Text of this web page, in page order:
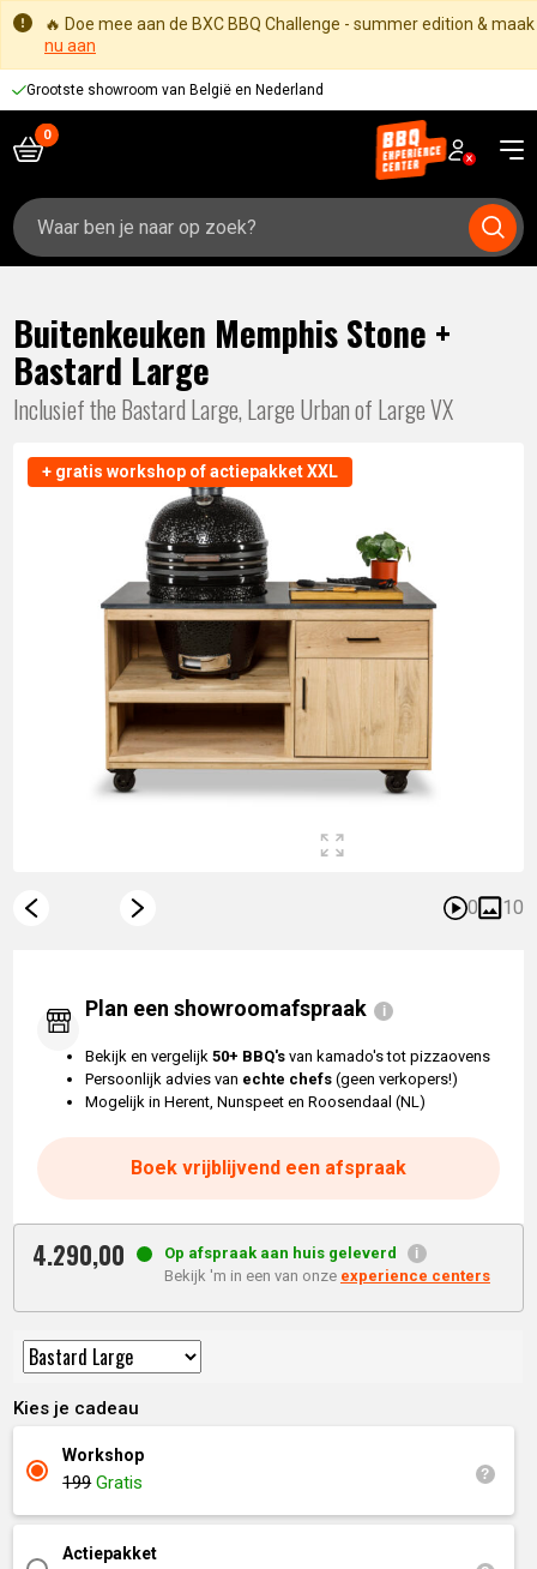
🔥 Doe mee aan de BXC BBQ Challenge - summer edition &
nu aan
Grootste showroom van België en Nederland
Zoeken
naar:
Buitenkeuken Memphis Stone +
Bastard Large
Inclusief the Bastard Large, Large Urban of Large VX
0 10
+ gratis workshop of actiepakket XXL
4.290,00
Op afspraak aan huis geleverd
Bekijk 'm in een van onze experience centers
Kies je cadeau
Workshop
199Gratis
Actiepakket
Plan een showroomafspraak
Bekijk en vergelijk50+ BBQ's van kamado's tot pizzaovens
Persoonlijk advies van echte chefs (geen verkopers!)
Mogelijk in Herent, Nunspeet en Roosendaal (NL)
Boek vrijblijvend een afspraak